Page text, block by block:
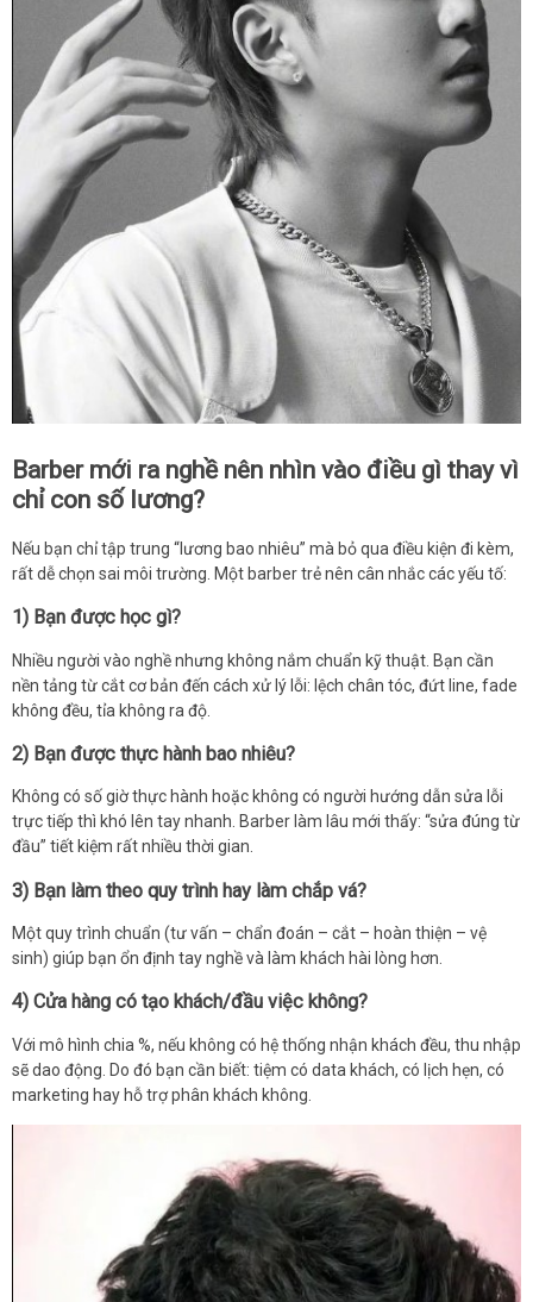
Barber mới ra nghề nên nhìn vào điều gì thay vì
chỉ con số lương?
Nếu bạn chỉ tập trung “lương bao nhiêu” mà bỏ qua điều kiện đi kèm,
rất dễ chọn sai môi trường. Một barber trẻ nên cân nhắc các yếu tố:
1) Bạn được học gì?
Nhiều người vào nghề nhưng không nắm chuẩn kỹ thuật. Bạn cần
nền tảng từ cắt cơ bản đến cách xử lý lỗi: lệch chân tóc, đứt line, fade
không đều, tỉa không ra độ.
2) Bạn được thực hành bao nhiêu?
Không có số giờ thực hành hoặc không có người hướng dẫn sửa lỗi
trực tiếp thì khó lên tay nhanh. Barber làm lâu mới thấy: “sửa đúng từ
đầu” tiết kiệm rất nhiều thời gian.
3) Bạn làm theo quy trình hay làm chắp vá?
Một quy trình chuẩn (tư vấn – chẩn đoán – cắt – hoàn thiện – vệ
sinh) giúp bạn ổn định tay nghề và làm khách hài lòng hơn.
4) Cửa hàng có tạo khách/đầu việc không?
Với mô hình chia %, nếu không có hệ thống nhận khách đều, thu nhập
sẽ dao động. Do đó bạn cần biết: tiệm có data khách, có lịch hẹn, có
marketing hay hỗ trợ phân khách không.